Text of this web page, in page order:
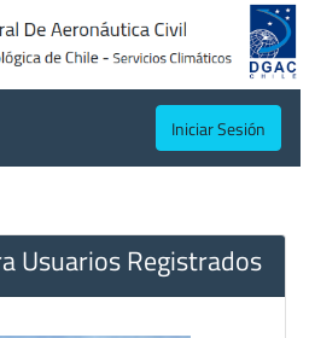
Iniciar Sesión
Usuarios Registrados